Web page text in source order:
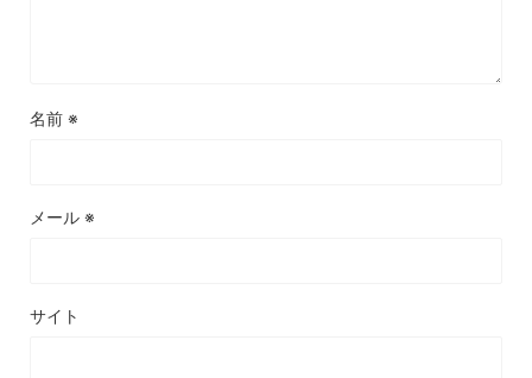
名前 ※
メール ※
サイト